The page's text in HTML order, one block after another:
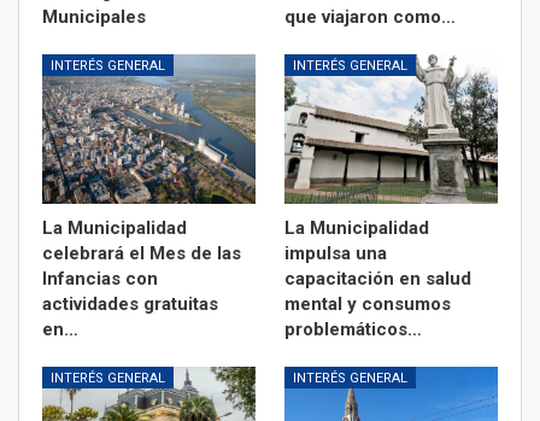
Municipales
que viajaron como…
INTERÉS GENERAL
La Municipalidad
celebrará el Mes de las
Infancias con
actividades gratuitas
en…
INTERÉS GENERAL
La Municipalidad
impulsa una
capacitación en salud
mental y consumos
problemáticos…
INTERÉS GENERAL INTERÉS GENERAL